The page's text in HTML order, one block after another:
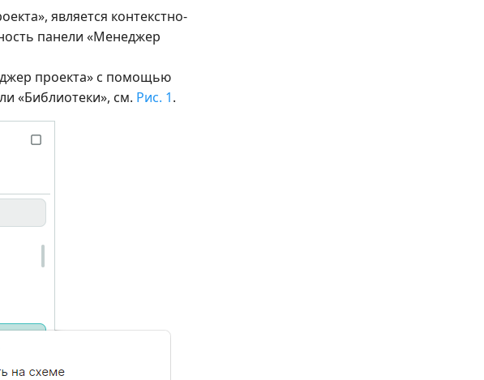
является контекстно-
панели «Менеджер
проекта» с помощью
«Библиотеки», см. Рис. 1.